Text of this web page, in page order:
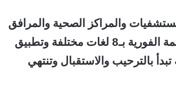
موزعة على المستشفيات والمراكز الصحية والمرافق
الطبية بالمشاعر المقدسة إضافة إلى تفعيل خدمات الترجمة الفورية بـ8 لغات مختلفة وتطبيق
بالترحيب والاستقبال وتنتهي